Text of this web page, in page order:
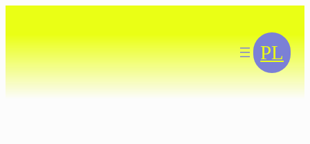
springen
PL